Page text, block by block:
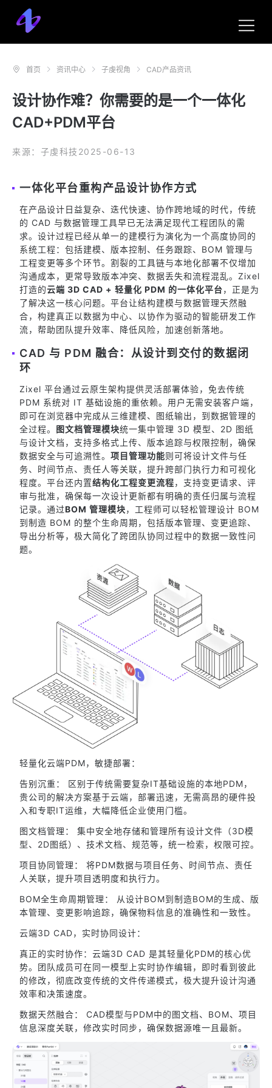
首页 资讯中心 子虔视角 CAD产品资讯
设计协作难？你需要的是一个一体化
CAD+PDM平台
来源：子虔科技 2025-06-13
一体化平台重构产品设计协作方式
在产品设计日益复杂、迭代快速、协作跨地域的时代，传统
的 CAD 与数据管理工具早已无法满足现代工程团队的需
求。设计过程已经从单一的建模行为演化为一个高度协同的
系统工程：包括建模、版本控制、任务跟踪、BOM 管理与
工程变更等多个环节。割裂的工具链与本地化部署不仅增加
沟通成本，更常导致版本冲突、数据丢失和流程混乱。Zixel
打造的云端 3D CAD + 轻量化 PDM 的一体化平台，正是为
了解决这一核心问题。平台让结构建模与数据管理天然融
合，构建真正以数据为中心、以协作为驱动的智能研发工作
流，帮助团队提升效率、降低风险，加速创新落地。
CAD 与 PDM 融合：从设计到交付的数据闭
环
Zixel 平台通过云原生架构提供灵活部署体验，免去传统
PDM 系统对 IT 基础设施的重依赖。用户无需安装客户端，
即可在浏览器中完成从三维建模、图纸输出，到数据管理的
全过程。 图文档管理模块统一集中管理 3D 模型、2D 图纸
与设计文档，支持多格式上传、版本追踪与权限控制，确保
数据安全与可追溯性。 项目管理功能则可将设计文件与任
务、时间节点、责任人等关联，提升跨部门执行力和可视化
程度。平台还内置结构化工程变更流程，支持变更请求、评
审与批准，确保每一次设计更新都有明确的责任归属与流程
记录。通过BOM 管理模块，工程师可以轻松管理设计 BOM
到制造 BOM 的整个生命周期，包括版本管理、变更追踪、
导出分析等，极大简化了跨团队协同过程中的数据一致性问
题。
轻量化云端PDM，敏捷部署：
告别沉重： 区别于传统需要复杂IT基础设施的本地PDM，
贵公司的解决方案基于云端，部署迅速，无需高昂的硬件投
入和专职IT运维，大幅降低企业使用门槛。
图文档管理： 集中安全地存储和管理所有设计文件（3D模
型、2D图纸）、技术文档、规范等，统一检索，权限可控。
项目协同管理： 将PDM数据与项目任务、时间节点、责任
人关联，提升项目透明度和执行力。
BOM全生命周期管理： 从设计BOM到制造BOM的生成、版
本管理、变更影响追踪，确保物料信息的准确性和一致性。
云端3D CAD，实时协同设计：
真正的实时协作：云端3D CAD 是其轻量化PDM的核心优
势。团队成员可在同一模型上实时协作编辑，即时看到彼此
的修改，彻底改变传统的文件传递模式，极大提升设计沟通
效率和决策速度。
数据天然融合： CAD模型与PDM中的图文档、BOM、项目
信息深度关联，修改实时同步，确保数据源唯一且最新。